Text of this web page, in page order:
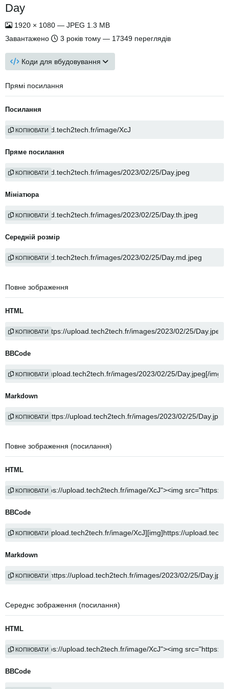
Day
1920 × 1080 — JPEG 1.3 MB
Завантажено
3 років тому — 17349 переглядів
Коди для вбудовування
Прямі посилання
Посилання
КОПІЮВАТИ
Пряме посилання
КОПІЮВАТИ
Мініатюра
КОПІЮВАТИ
Середній розмір
КОПІЮВАТИ
Повне зображення
HTML
КОПІЮВАТИ
BBCode
КОПІЮВАТИ
Markdown
КОПІЮВАТИ
Повне зображення (посилання)
HTML
КОПІЮВАТИ
BBCode
КОПІЮВАТИ
Markdown
КОПІЮВАТИ
Середнє зображення (посилання)
HTML
КОПІЮВАТИ
BBCode